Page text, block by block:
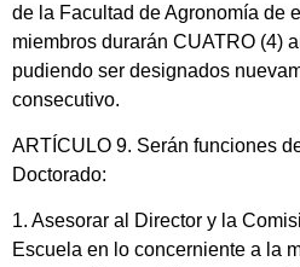
de la Facultad de Agronomía de
miembros durarán CUATRO (4)
pudiendo ser designados
consecutivo.
ARTÍCULO 9. Serán funciones
Doctorado:
1. Asesorar al Director y la
Escuela en lo concerniente a la